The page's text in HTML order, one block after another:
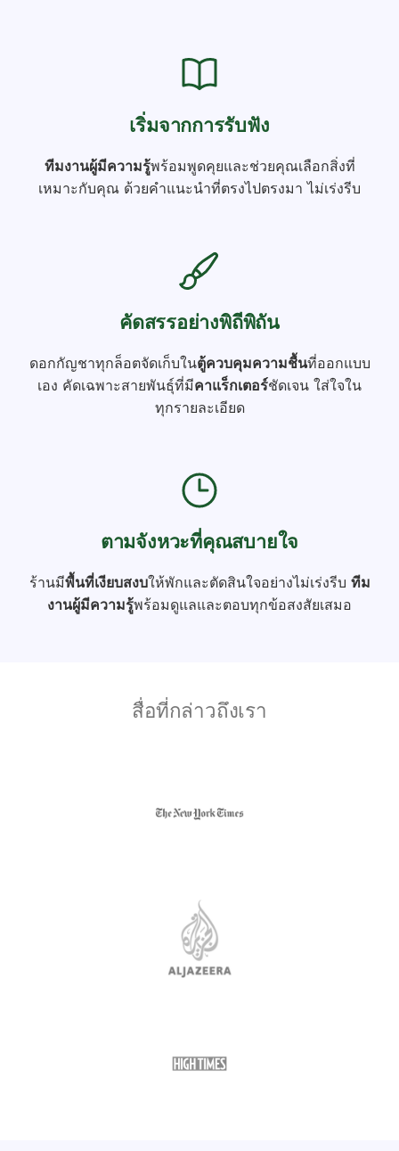
เริ่มจากการรับฟัง
ทีมงานผู้มีความรู้พร้อมพูดคุยและช่วยคุณเลือกสิ่งที่
เหมาะกับคุณ ด้วยคำแนะนำที่ตรงไปตรงมา ไม่เร่งรีบ
คัดสรรอย่างพิถีพิถัน
ดอกกัญชาทุกล็อตจัดเก็บในตู้ควบคุมความชื้นที่ออกแบบ
เอง คัดเฉพาะสายพันธุ์ที่มีคาแร็กเตอร์ชัดเจน ใส่ใจใน
ทุกรายละเอียด
ตามจังหวะที่คุณสบายใจ
ร้านมีพื้นที่เงียบสงบให้พักและตัดสินใจอย่างไม่เร่งรีบ ทีม
งานผู้มีความรู้พร้อมดูแลและตอบทุกข้อสงสัยเสมอ
สื่อที่กล่าวถึงเรา